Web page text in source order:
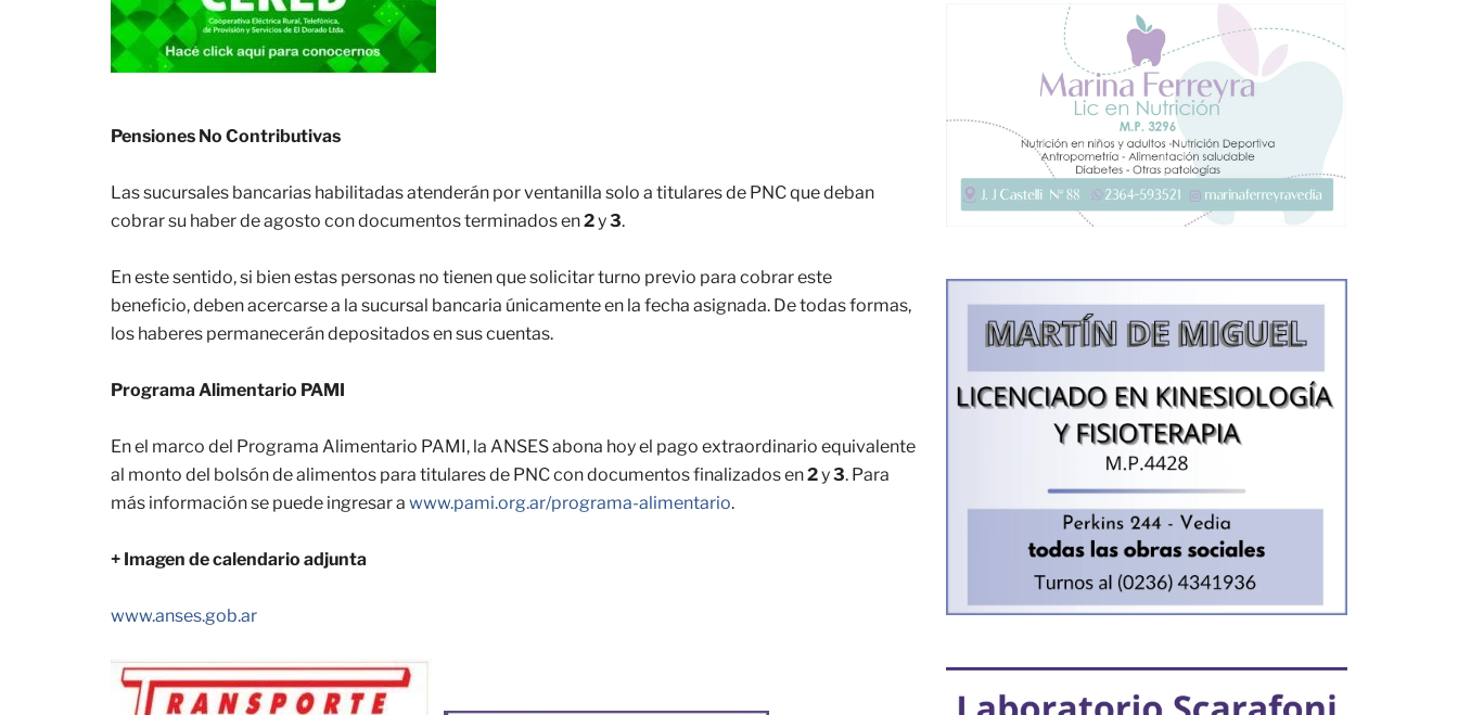
Pensiones No Contributivas
Las sucursales bancarias habilitadas atenderán por ventanilla solo a titulares de PNC que deban
cobrar su haber de agosto con documentos terminados en2y3.
En este sentido, si bien estas personas no tienen que solicitar turno previo para cobrar este
beneficio, deben acercarse a la sucursal bancaria únicamente en la fecha asignada. De todas formas,
los haberes permanecerán depositados en sus cuentas.
Programa Alimentario PAMI
En el marco del Programa Alimentario PAMI, la ANSES abona hoy el pago extraordinario equivalente
al monto del bolsón de alimentos para titulares de PNC con documentos finalizados en2y3. Para
más información se puede ingresar a www.pami.org.ar/programa-alimentario.
+ Imagen de calendario adjunta
www.anses.gob.ar